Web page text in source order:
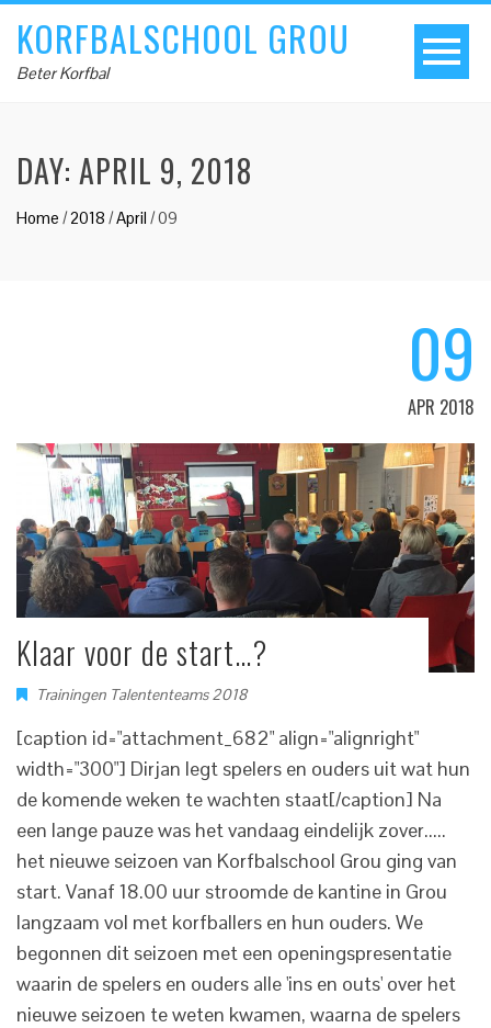
KORFBALSCHOOL GROU
Beter Korfbal
DAY: APRIL 9, 2018
Home /2018 /April /09
09
APR 2018
Klaar voor de start…?
Trainingen Talententeams 2018
[caption id="attachment_682" align="alignright"
width="300"] Dirjan legt spelers en ouders uit wat hun
de komende weken te wachten staat[/caption] Na
een lange pauze was het vandaag eindelijk zover.....
het nieuwe seizoen van Korfbalschool Grou ging van
start. Vanaf 18.00 uur stroomde de kantine in Grou
langzaam vol met korfballers en hun ouders. We
begonnen dit seizoen met een openingspresentatie
waarin de spelers en ouders alle 'ins en outs' over het
nieuwe seizoen te weten kwamen, waarna de spelers